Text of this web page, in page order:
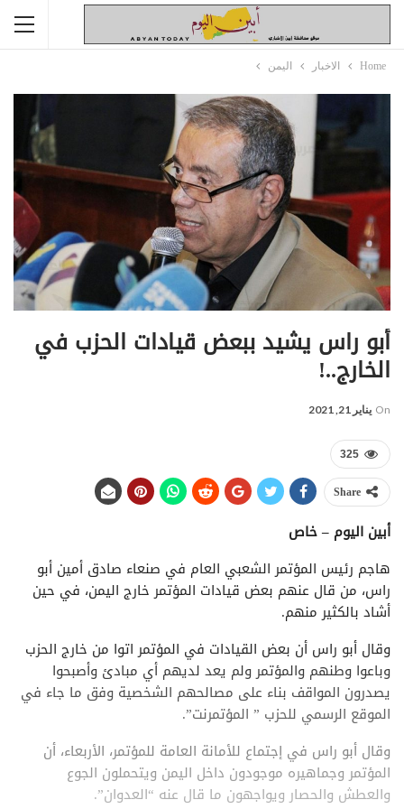
Home الاخبار اليمن
أبو راس يشيد ببعض قيادات الحزب في
الخارج..!
On يناير 21, 2021
325
Share
أبين اليوم – خاص
هاجم رئيس المؤتمر الشعبي العام في صنعاء صادق أمين أبو
راس، من قال عنهم بعض قيادات المؤتمر خارج اليمن، في حين
أشاد بالكثير منهم.
وقال أبو راس أن بعض القيادات في المؤتمر اتوا من خارج الحزب
وباعوا وطنهم والمؤتمر ولم يعد لديهم أي مبادئ وأصبحوا
يصدرون المواقف بناء على مصالحهم الشخصية وفق ما جاء في
الموقع الرسمي للحزب ” المؤتمرنت”.
وقال أبو راس في إجتماع للأمانة العامة للمؤتمر، الأربعاء، أن
المؤتمر وجماهيره موجودون داخل اليمن ويتحملون الجوع
والعطش والحصار ويواجهون ما قال عنه “العدوان”.